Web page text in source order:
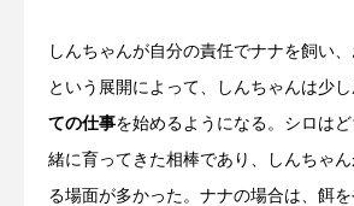
しんちゃんが自分の責任でナナを飼い
という展開によって、しんちゃんは少
ての仕事を始めるようになる。シロは
緒に育ってきた相棒であり、しんちゃ
る場面が多かった。ナナの場合は、餌